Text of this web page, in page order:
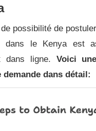
possibilité de
dans le Kenya est
dans ligne. Voici
demande dans détail: